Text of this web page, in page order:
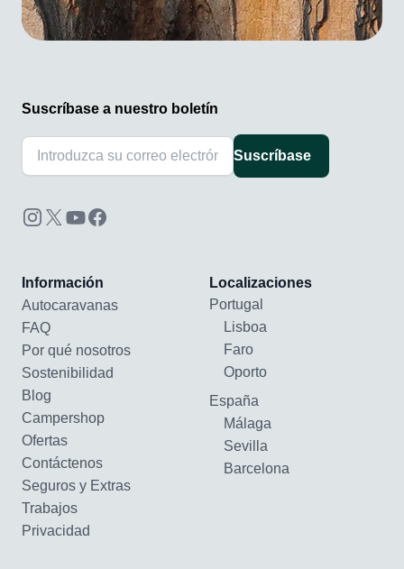
Suscríbase a nuestro boletín
Suscríbase
Información
Autocaravanas
FAQ
Por qué nosotros
Sostenibilidad
Blog
Campershop
Ofertas
Contáctenos
Seguros y Extras
Trabajos
Privacidad
Localizaciones
Portugal
Lisboa
Faro
Oporto
España
Málaga
Sevilla
Barcelona